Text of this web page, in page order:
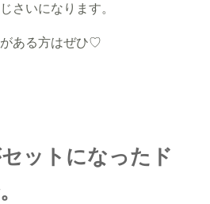
さいになります。
ある方はぜひ♡
ットになったド